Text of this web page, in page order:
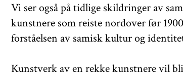
Vi ser også på tidlige skildringer av
kunstnere som reiste nordover før
forståelsen av samisk kultur og
Kunstverk av en rekke kunstnere vil